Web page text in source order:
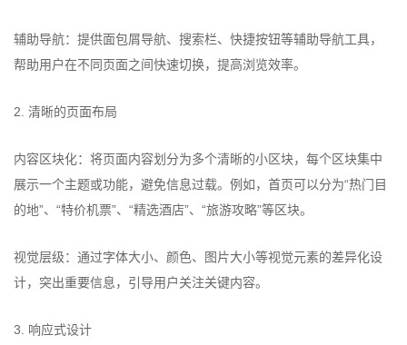
辅助导航：提供面包屑导航、搜索栏、快捷按钮等辅助导航工具，
帮助用户在不同页面之间快速切换，提高浏览效率。
2. 清晰的页面布局
内容区块化：将页面内容划分为多个清晰的小区块，每个区块集中
展示一个主题或功能，避免信息过载。例如，首页可以分为“热门目
的地”、“特价机票”、“精选酒店”、“旅游攻略”等区块。
视觉层级：通过字体大小、颜色、图片大小等视觉元素的差异化设
计，突出重要信息，引导用户关注关键内容。
3. 响应式设计